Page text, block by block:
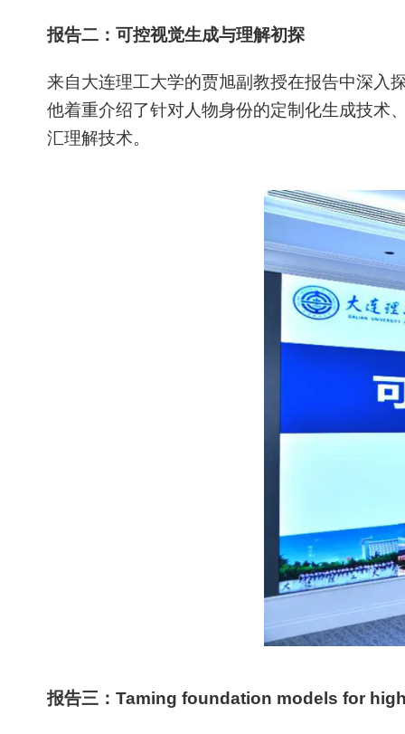
报告二：可控视觉生成与理解初探
来自大连理工大学的贾旭副教授在报告中深入
他着重介绍了针对人物身份的定制化生成技术
汇理解技术。
报告三：Taming foundation models for